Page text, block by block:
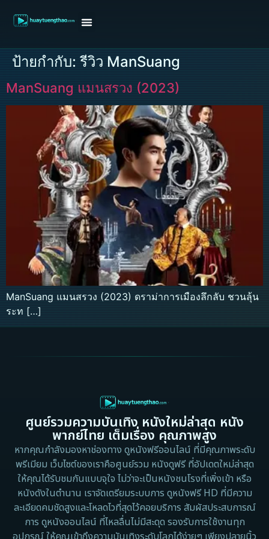
ป้ายกำกับ: รีวิว ManSuang
ManSuang แมนสรวง (2023)
ManSuang แมนสรวง (2023) ดราม่าการเมืองลึกลับ ชวนลุ้น
ระท […]
ศูนย์รวมความบันเทิง หนังใหม่ล่าสุด หนัง
พากย์ไทย เต็มเรื่อง คุณภาพสูง
หากคุณกำลังมองหาช่องทาง ดูหนังฟรีออนไลน์ ที่มีคุณภาพระดับ
พรีเมียม เว็บไซต์ของเราคือศูนย์รวม หนังดูฟรี ที่อัปเดตใหม่ล่าสุด
ให้คุณได้รับชมกันแบบจุใจ ไม่ว่าจะเป็นหนังชนโรงที่เพิ่งเข้า หรือ
หนังดังในตำนาน เราจัดเตรียมระบบการ ดูหนังฟรี HD ที่มีความ
ละเอียดคมชัดสูงและโหลดไวที่สุดไว้คอยบริการ สัมผัสประสบการณ์
การ ดูหนังออนไลน์ ที่ไหลลื่นไม่มีสะดุด รองรับการใช้งานทุก